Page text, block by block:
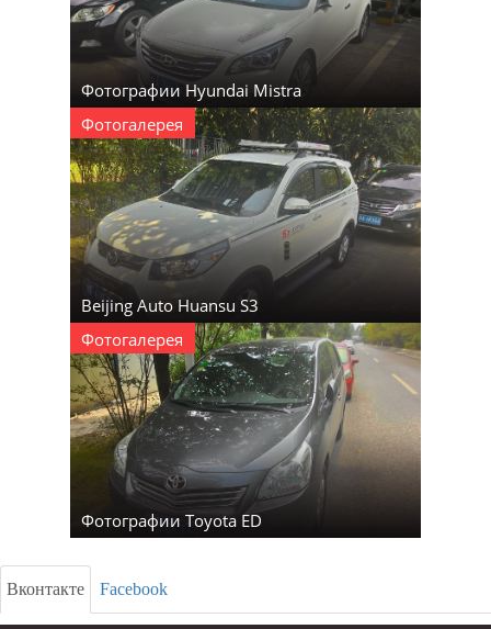
Фотографии Hyundai Mistra
Фотогалерея
Beijing Auto Huansu S3
Фотогалерея
Фотографии Toyota ED
Вконтакте Facebook